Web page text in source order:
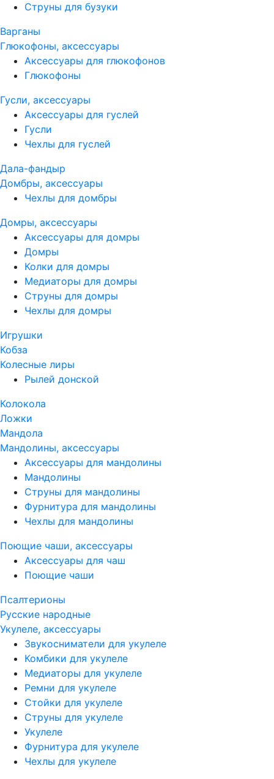
Струны для бузуки
Варганы
Глюкофоны, аксессуары
Аксессуары для глюкофонов
Глюкофоны
Гусли, аксессуары
Аксессуары для гуслей
Гусли
Чехлы для гуслей
Дала-фандыр
Домбры, аксессуары
Чехлы для домбры
Домры, аксессуары
Аксессуары для домры
Домры
Колки для домры
Медиаторы для домры
Струны для домры
Чехлы для домры
Игрушки
Кобза
Колесные лиры
Рылей донской
Колокола
Ложки
Мандола
Мандолины, аксессуары
Аксессуары для мандолины
Мандолины
Струны для мандолины
Фурнитура для мандолины
Чехлы для мандолины
Поющие чаши, аксессуары
Аксессуары для чаш
Поющие чаши
Псалтерионы
Русские народные
Укулеле, аксессуары
Звукосниматели для укулеле
Комбики для укулеле
Медиаторы для укулеле
Ремни для укулеле
Стойки для укулеле
Струны для укулеле
Укулеле
Фурнитура для укулеле
Чехлы для укулеле